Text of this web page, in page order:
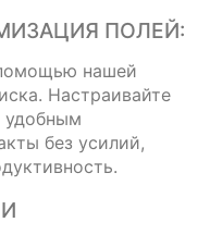
ПОЛЕЙ:
нашей
Настраивайте
удобным
без усилий,